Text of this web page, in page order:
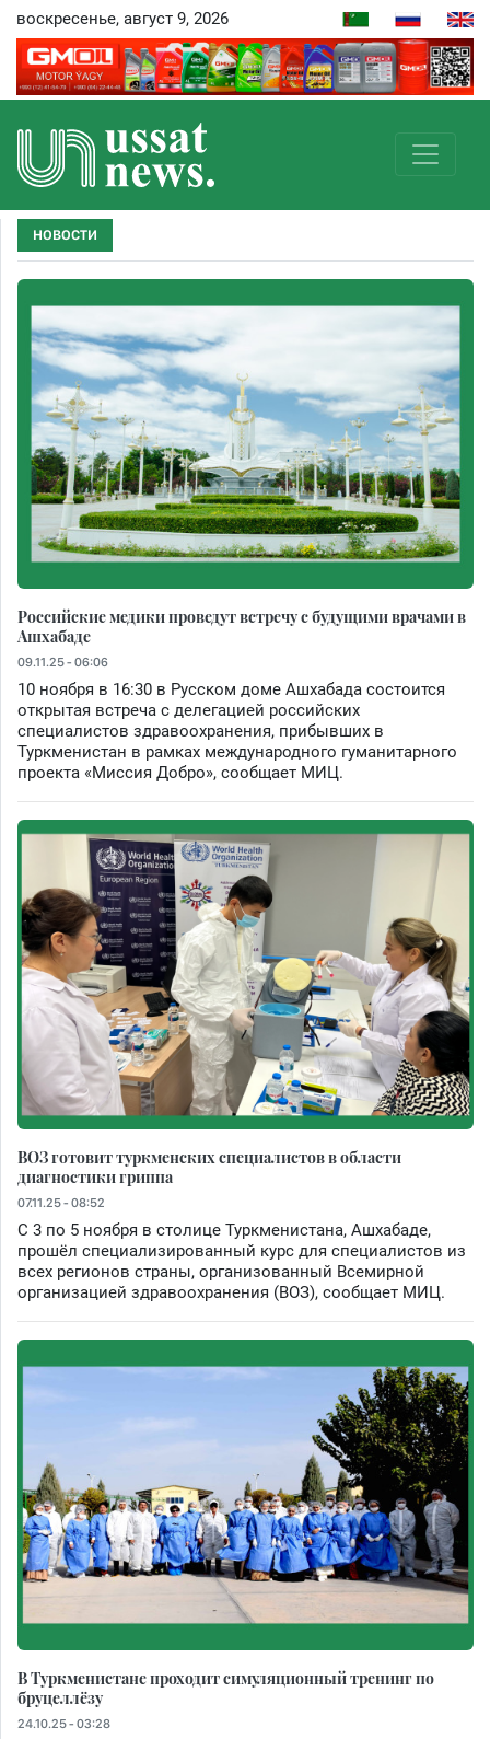
воскресенье, август 9, 2026
НОВОСТИ
Российские медики проведут встречу с будущими врачами в
Ашхабаде
09.11.25 - 06:06
10 ноября в 16:30 в Русском доме Ашхабада состоится
открытая встреча с делегацией российских
специалистов здравоохранения, прибывших в
Туркменистан в рамках международного гуманитарного
проекта «Миссия Добро», сообщает МИЦ.
ВОЗ готовит туркменских специалистов в области
диагностики гриппа
07.11.25 - 08:52
С 3 по 5 ноября в столице Туркменистана, Ашхабаде,
прошёл специализированный курс для специалистов из
всех регионов страны, организованный Всемирной
организацией здравоохранения (ВОЗ), сообщает МИЦ.
В Туркменистане проходит симуляционный тренинг по
бруцеллёзу
24.10.25 - 03:28